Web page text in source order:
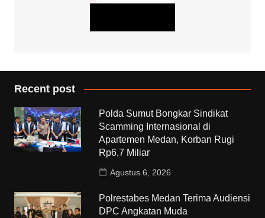
Recent post
Polda Sumut Bongkar Sindikat
Scamming Internasional di
Apartemen Medan, Korban Rugi
Rp6,7 Miliar
Agustus 6, 2026
Polrestabes Medan Terima Audiensi
DPC Angkatan Muda